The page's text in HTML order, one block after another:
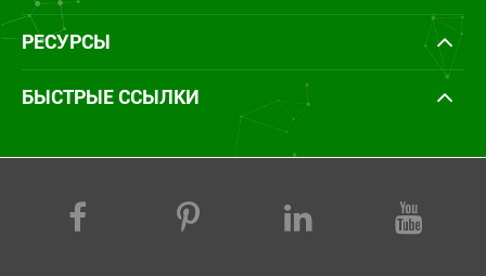
РЕСУРСЫ
БЫСТРЫЕ ССЫЛКИ